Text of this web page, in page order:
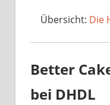
Übersicht: Die
Better
bei DHDL